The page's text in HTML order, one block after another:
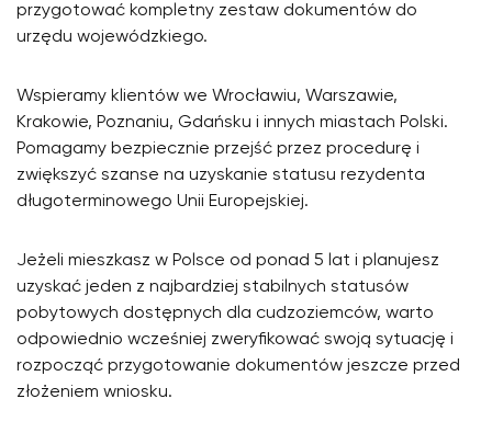
przygotować kompletny zestaw dokumentów do
urzędu wojewódzkiego.
Wspieramy klientów we Wrocławiu, Warszawie,
Krakowie, Poznaniu, Gdańsku i innych miastach Polski.
Pomagamy bezpiecznie przejść przez procedurę i
zwiększyć szanse na uzyskanie statusu rezydenta
długoterminowego Unii Europejskiej.
Jeżeli mieszkasz w Polsce od ponad 5 lat i planujesz
uzyskać jeden z najbardziej stabilnych statusów
pobytowych dostępnych dla cudzoziemców, warto
odpowiednio wcześniej zweryfikować swoją sytuację i
rozpocząć przygotowanie dokumentów jeszcze przed
złożeniem wniosku.